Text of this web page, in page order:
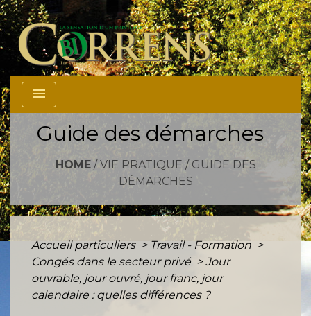
menu
Guide des démarches
HOME/VIE PRATIQUE / GUIDE DES
DÉMARCHES
Accueil particuliers > Travail - Formation >
Congés dans le secteur privé > Jour
ouvrable, jour ouvré, jour franc, jour
calendaire : quelles différences ?